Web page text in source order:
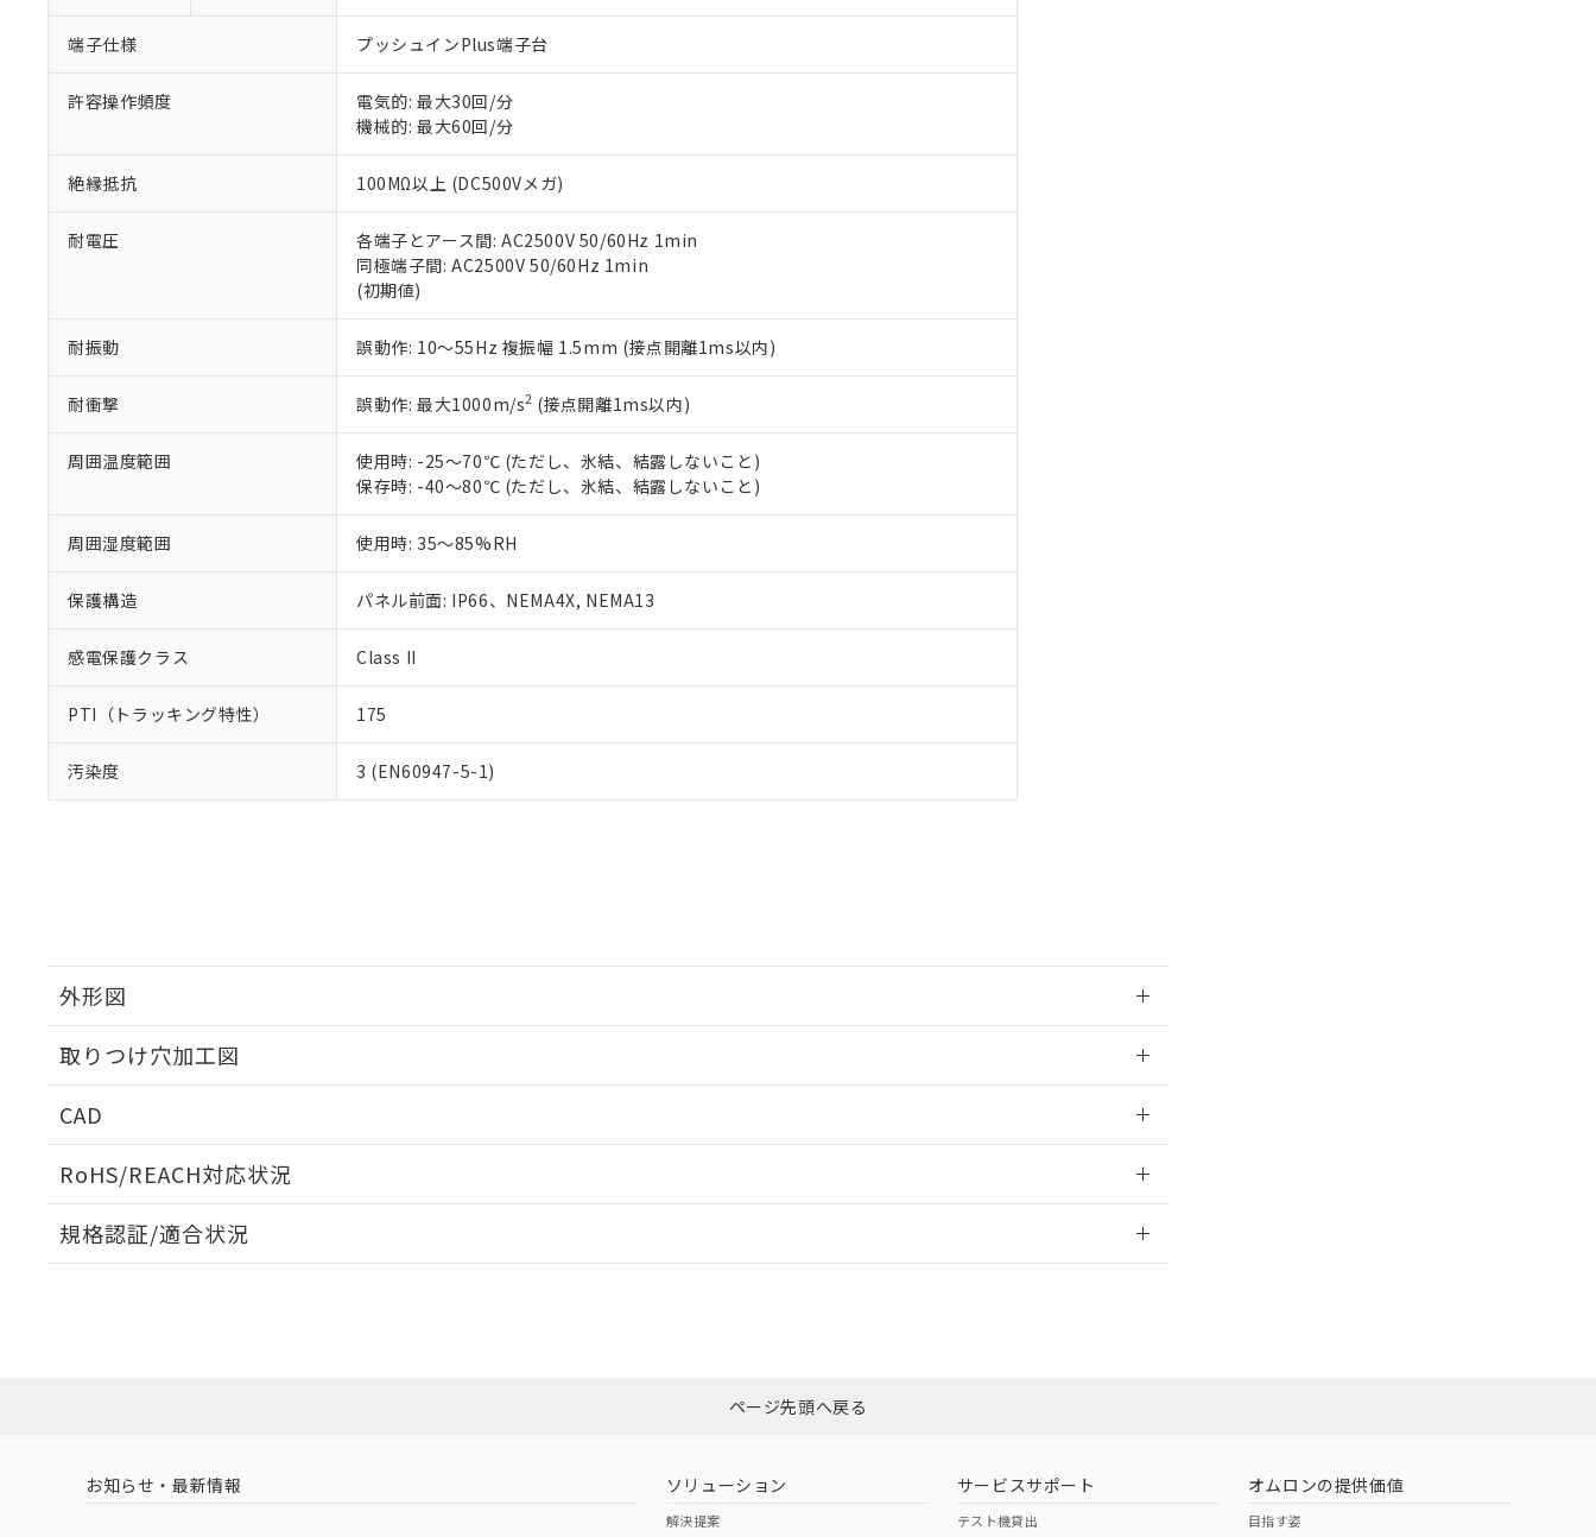
端子仕様 プッシュインPlus端子台
許容操作頻度
電気的: 最大30回/分
機械的: 最大60回/分
絶縁抵抗 100MΩ以上 (DC500Vメガ)
耐電圧
各端子とアース間: AC2500V 50/60Hz 1min
同極端子間: AC2500V 50/60Hz 1min
(初期値)
耐振動 誤動作: 10～55Hz 複振幅 1.5mm (接点開離1ms以内)
耐衝撃 誤動作: 最大1000m/s2 (接点開離1ms以内)
周囲温度範囲
使用時: -25～70℃ (ただし、氷結、結露しないこと)
保存時: -40～80℃ (ただし、氷結、結露しないこと)
周囲湿度範囲 使用時: 35～85%RH
保護構造 パネル前面: IP66、NEMA4X, NEMA13
感電保護クラス Class II
PTI（トラッキング特性） 175
汚染度 3 (EN60947-5-1)
外形図
取りつけ穴加工図
CAD
RoHS/REACH対応状況
EU RoHS 注意事項・凡例
ダウンロードはこちら
中国 RoHS 注意事項・凡例
規格認証/適合状況
在庫状況および標準価格結果を当社の事前の承諾なく第三者に漏洩または開示しないようお願いしま
す。
マイパーツ機能（部品リスト作成サービス）をご利用いただくには、I-Webメンバーズにご登録され
ている必要があります。
お客様が当ウェブサイト上で当社にご登録された部品リストについて、当社および当社の共同利用者
が、当社の製品・サービスに関するお客様との取引・商談に必要な範囲で利用することをご了承くだ
※当社の共同利用者とは、 "個人情報の共同利用に関して"
いる法人を指します。
部品在庫の切り替え状況などにより、予定月が前後することがあります。
※3 非含有証明書ダウンロード
下記の非含有証明書をダウンロードすることができます。
EU RoHS指令（10物質）の非含有証明書
51物質の非含有証明書（当社基準）
※本証明書は発行日時点で非含有を証明するもので、過去に遡って非含有を証明するものではありません。
混在することから備考欄に対応日を記載しておりました。
既に当社にて対応品への在庫切替を完了していることから、特段のことがない限り、2022年1月12日よ
り割愛しております。
※2 環境保護使用期限
「10」：通常の使用状況下において有害物質が外部に漏えいし、環境に深刻な影響を及ぼさない年数を意
味します。
「－」：未確認です。当社販売部門へお問い合わせください。
また当社は、販売先および販売に係わる関係者が違法に輸出するおそれがある場合は、取り引きをい
たしません。
受注生産機種、また在庫状況の情報を公開していない機種
ページ先頭へ戻る
お知らせ・最新情報 ソリューション
解決提案
サービスサポート
テスト機貸出
オムロンの提供価値
目指す姿